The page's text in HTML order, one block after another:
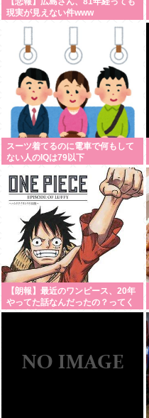
現実が見えない件www
スーツ着てるのに電車で何もして
ない人のIQは79以下
【朗報】最近のワンピース、20年
やってた話なんだったの？ってく
らい内容が変わるwww